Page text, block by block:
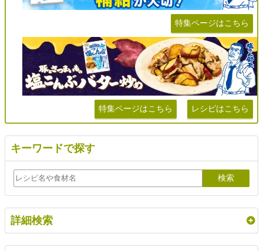
特集ページはこちら
特集ページはこちら レシピはこちら
キーワードで探す
詳細検索